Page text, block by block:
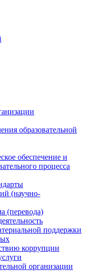
образовательной
обеспечение и
процесса
(научно-
(перевода)
поддержки
коррупции
организации